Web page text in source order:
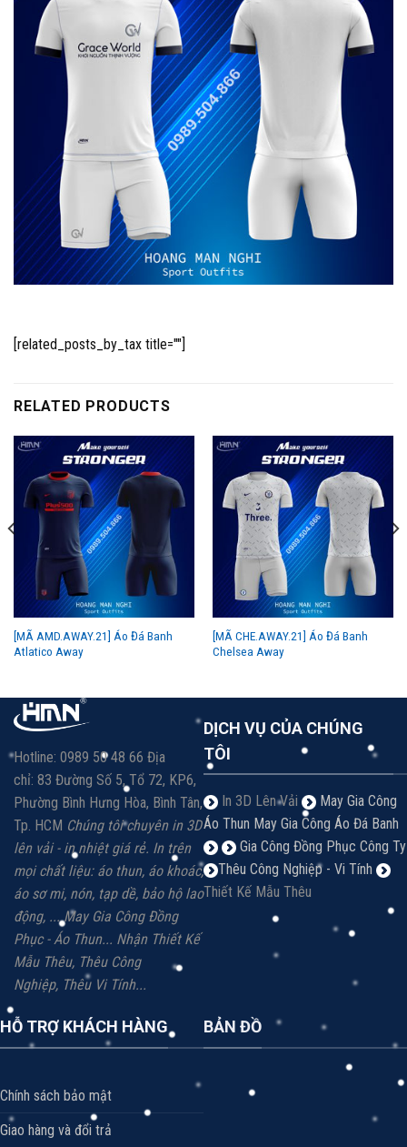
[related_posts_by_tax title=""]
RELATED PRODUCTS
[MÃ AMD.AWAY.21] Áo Đá Banh
Atlatico Away
[MÃ CHE.AWAY.21] Áo Đá Banh
Chelsea Away
Hotline: 0989 50 48 66 Địa
chỉ: 83 Đường Số 5, Tổ 72, KP6,
Phường Bình Hưng Hòa, Bình Tân,
Tp. HCM Chúng tôi chuyên in 3D
lên vải - in nhiệt giá rẻ. In trên
mọi chất liệu: áo thun, áo khoác,
áo sơ mi, nón, tạp dề, bảo hộ lao
động, ... May Gia Công Đồng
Phục - Áo Thun... Nhận Thiết Kế
Mẫu Thêu, Thêu Công
Nghiệp, Thêu Vi Tính...
DỊCH VỤ CỦA CHÚNG
TÔI
In 3D Lên Vải
May Gia Công
Áo Thun May Gia Công Áo Đá Banh
Gia Công Đồng Phục Công Ty
Thêu Công Nghiệp - Vi Tính
Thiết Kế Mẫu Thêu
HỖ TRỢ KHÁCH HÀNG
Chính sách bảo mật
Giao hàng và đổi trả
BẢN ĐỒ